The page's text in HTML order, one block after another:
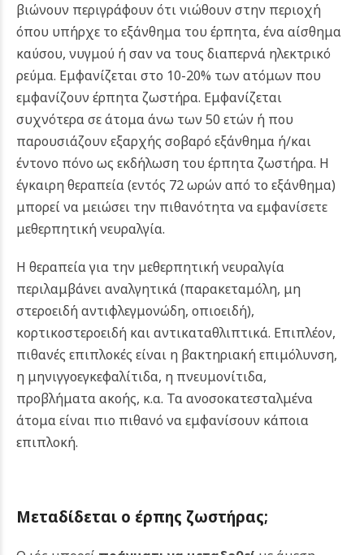
βιώνουν περιγράφουν ότι νιώθουν στην περιοχή
όπου υπήρχε το εξάνθημα του έρπητα, ένα αίσθημα
καύσου, νυγμού ή σαν να τους διαπερνά ηλεκτρικό
ρεύμα. Εμφανίζεται στο 10-20% των ατόμων που
εμφανίζουν έρπητα ζωστήρα. Εμφανίζεται
συχνότερα σε άτομα άνω των 50 ετών ή που
παρουσιάζουν εξαρχής σοβαρό εξάνθημα ή/και
έντονο πόνο ως εκδήλωση του έρπητα ζωστήρα. Η
έγκαιρη θεραπεία (εντός 72 ωρών από το εξάνθημα)
μπορεί να μειώσει την πιθανότητα να εμφανίσετε
μεθερπητική νευραλγία.
Η θεραπεία για την μεθερπητική νευραλγία
περιλαμβάνει αναλγητικά (παρακεταμόλη, μη
στεροειδή αντιφλεγμονώδη, οπιοειδή),
κορτικοστεροειδή και αντικαταθλιπτικά. Επιπλέον,
πιθανές επιπλοκές είναι η βακτηριακή επιμόλυνση,
η μηνιγγοεγκεφαλίτιδα, η πνευμονίτιδα,
προβλήματα ακοής, κ.α. Τα ανοσοκατεσταλμένα
άτομα είναι πιο πιθανό να εμφανίσουν κάποια
επιπλοκή.
Μεταδίδεται ο έρπης ζωστήρας;